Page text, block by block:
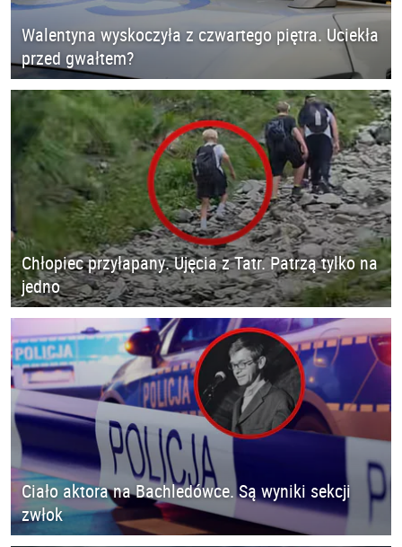
Walentyna wyskoczyła z czwartego piętra. Uciekła
przed gwałtem?
Chłopiec przyłapany. Ujęcia z Tatr. Patrzą tylko na
jedno
Ciało aktora na Bachledówce. Są wyniki sekcji
zwłok